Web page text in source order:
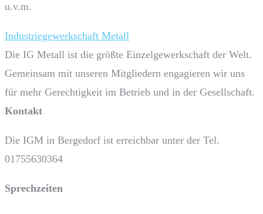
u.v.m.
Industriegewerkschaft Metall
Die IG Metall ist die größte Einzelgewerkschaft der Welt.
Gemeinsam mit unseren Mitgliedern engagieren wir uns
für mehr Gerechtigkeit im Betrieb und in der Gesellschaft.
Kontakt
Die IGM in Bergedorf ist erreichbar unter der Tel.
01755630364
Sprech­zeiten